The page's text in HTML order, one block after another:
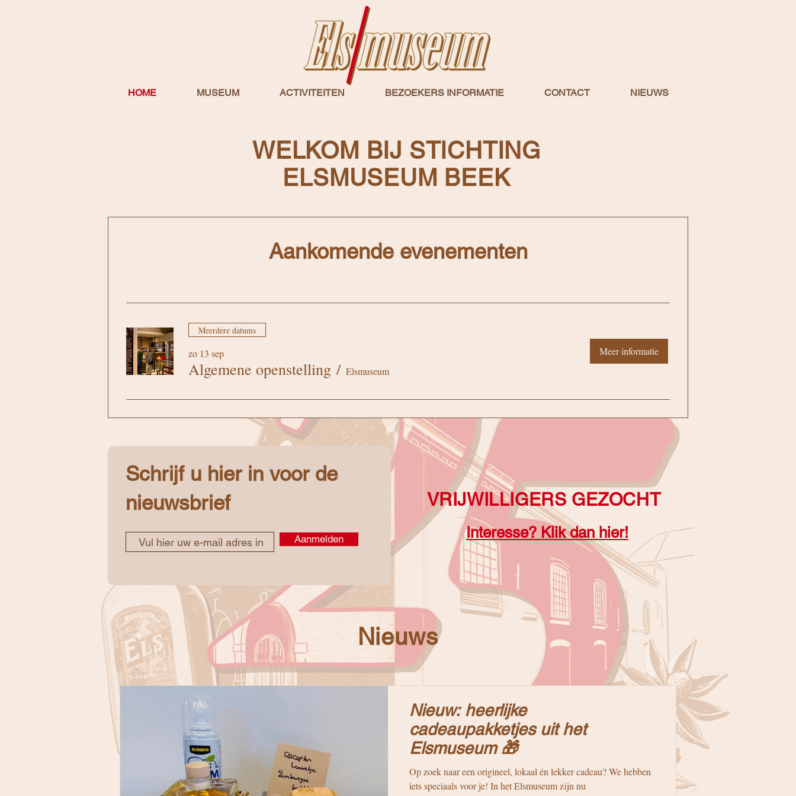
HOME MUSEUM ACTIVITEITEN BEZOEKERS INFORMATIE CONTACT NIEUWS
WELKOM BIJ STICHTING
ELSMUSEUM BEEK
Aankomende evenementen
Meerdere datums
zo 13 sep
Algemene openstelling / Elsmuseum
Meer informatie
Schrijf u hier in voor de
nieuwsbrief
Aanmelden
VRIJWILLIGERS GEZOCHT
Interesse? Klik dan hier!
Nieuws
Nieuw: heerlijke
cadeaupakketjes uit het
Elsmuseum 🎁
Op zoek naar een origineel, lokaal én lekker cadeau? We hebben
iets speciaals voor je! In het Elsmuseum zijn nu